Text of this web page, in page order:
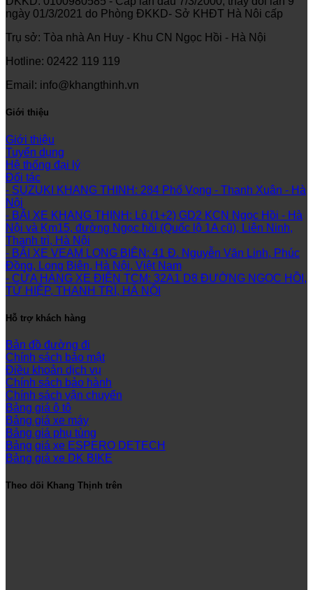
ngày 01/3/2021 do Phòng ĐKKD- Sở KHĐT Hà Nôi cấp
Trụ sở: Tòa nhà An Huy - Khu CN Ngọc Hồi - Hà Nội
Hotline: 02422 119 119
Email: info@khangthinh.vn
Giới thiệu
Giới thiệu
Tuyển dụng
Hệ thống đại lý
Đối tác
- SUZUKI KHANG THINH: 284 Phố Vọng - Thanh Xuân - Hà
Nội
- BÃI XE KHANG THỊNH: Lô (1+2) GD2 KCN Ngọc Hồi - Hà
Nội và Km15, đường Ngọc hồi (Quốc lộ 1A cũ), Liên Ninh,
Thanh trì, Hà Nội
- BÃI XE VEAM LONG BIÊN: 41 Đ. Nguyễn Văn Linh, Phúc
Đồng, Long Biên, Hà Nội, Việt Nam
- CỬA HÀNG XE ĐIỆN TCM: 32A1 D8 ĐƯỜNG NGỌC HỒI,
TỨ HIỆP, THANH TRÌ, HÀ NỘI
Hỗ trợ khách hàng
Bản đồ đường đi
Chính sách bảo mật
Điều khoản dịch vụ
Chính sách bảo hành
Chính sách vận chuyển
Bảng giá ô tô
Bảng giá xe máy
Bảng giá phụ tùng
Bảng giá xe ESPERO DETECH
Bảng giá xe DK BIKE
Theo dõi Khang Thịnh trên